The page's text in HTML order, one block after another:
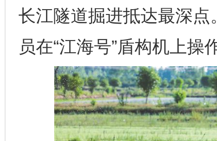
长江隧道掘进抵达最深
员在“江海号”盾构机上